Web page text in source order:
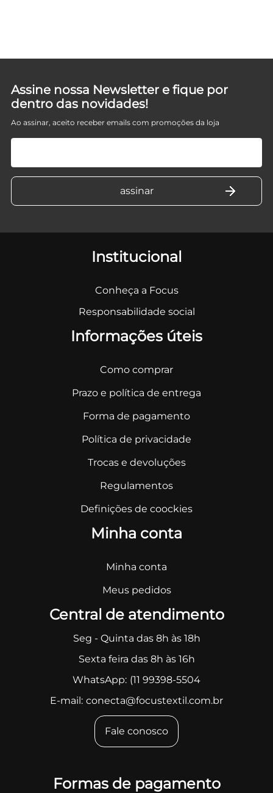
Assine nossa Newsletter e fique por
dentro das novidades!
Ao assinar, aceito receber emails com promoções da loja
Institucional
Conheça a Focus
Responsabilidade social
Informações úteis
Como comprar
Prazo e política de entrega
Forma de pagamento
Política de privacidade
Trocas e devoluções
Regulamentos
Definições de coockies
Minha conta
Minha conta
Meus pedidos
Central de atendimento
Seg - Quinta das 8h às 18h
Sexta feira das 8h às 16h
WhatsApp: (11 99398-5504
E-mail: conecta@focustextil.com.br
Fale conosco
Formas de pagamento